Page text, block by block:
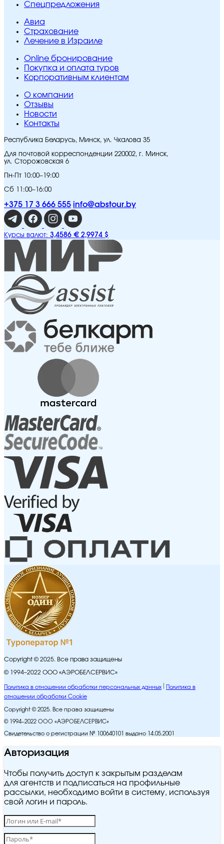
Спецпредложения
Авиа
Страхование
Лечение в Израиле
Online бронирование
Покупка и оплата туров
Корпоративным клиентам
O компании
Отзывы
Новости
Контакты
Республика Беларусь, Минск, ул. Чкалова 35
Для почтовой корреспонденции 220002, г. Минск,
ул. Сторожовская 6
Пн-Пт 10:00–19:00
Сб 11:00–16:00
+375 17 3 666 555 info@abstour.by
Курсы валют: 3,4586 € 2,9974 $
Copyright © 2025. Все права защищены
© 1994–2022 ООО «АЭРОБЕЛСЕРВИС»
Политика в отношении обработки персональных данных
Политика в
отношении обработки Cookie
Copyright © 2025. Все права защищены
© 1994–2022 ООО «АЭРОБЕЛСЕРВИС»
Свидетельство о регистрации № 100640101 выдано 14.05.2001
Авторизация
Чтобы получить доступ к закрытым разделам
для агентств и подписаться на профильные
рассылки, необходимо войти в систему, используя
свой логин и пароль.